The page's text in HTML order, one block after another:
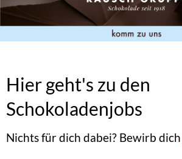
Hier geht's zu den
Schokoladenjobs
Nichts für dich dabei? Bewirb dich